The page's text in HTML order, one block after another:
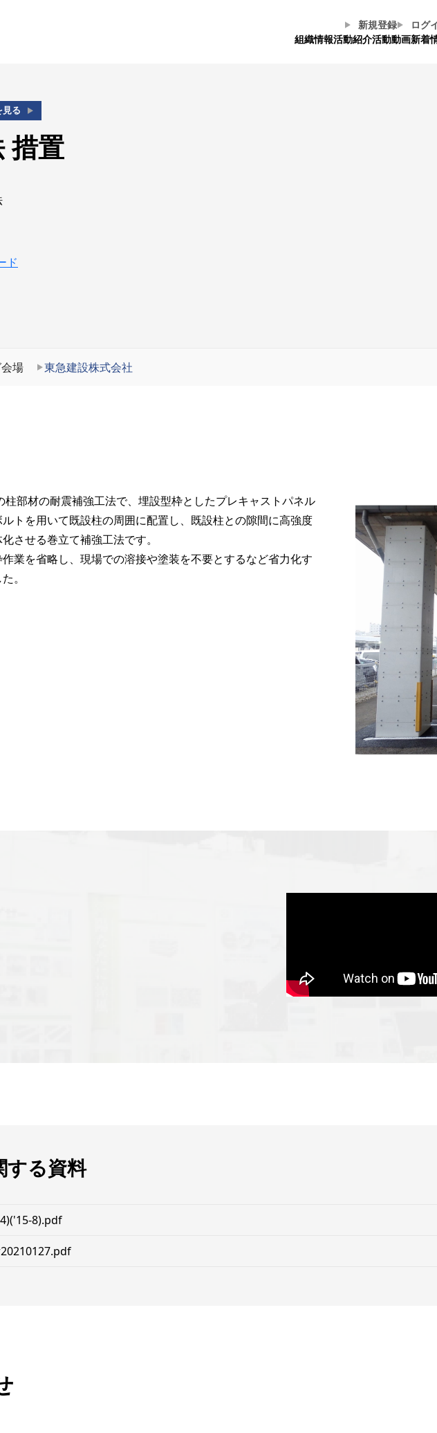
新規登録
ログ
組織情報活動紹介活動動画新着
見る
措置
ド
場 東急建設株式会社
柱部材の耐震補強工法で、埋設型枠としたプレキャストパネル
トを用いて既設柱の周囲に配置し、既設柱との隙間に高強度
させる巻立て補強工法です。
業を省略し、現場での溶接や塗装を不要とするなど省力化す
。
する資料
4)('15-8).pdf